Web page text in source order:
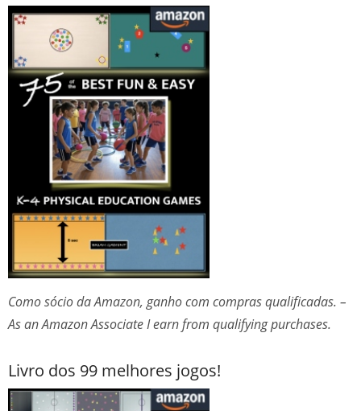
Como sócio da Amazon, ganho com compras qualificadas. –
As an Amazon Associate I earn from qualifying purchases.
Livro dos 99 melhores jogos!